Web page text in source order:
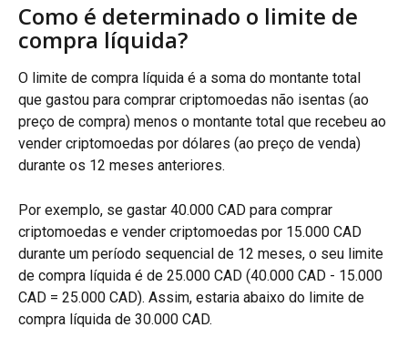
Como é determinado o limite de
compra líquida?
O limite de compra líquida é a soma do montante total
que gastou para comprar criptomoedas não isentas (ao
preço de compra) menos o montante total que recebeu ao
vender criptomoedas por dólares (ao preço de venda)
durante os 12 meses anteriores.
Por exemplo, se gastar 40.000 CAD para comprar
criptomoedas e vender criptomoedas por 15.000 CAD
durante um período sequencial de 12 meses, o seu limite
de compra líquida é de 25.000 CAD (40.000 CAD - 15.000
CAD = 25.000 CAD). Assim, estaria abaixo do limite de
compra líquida de 30.000 CAD.